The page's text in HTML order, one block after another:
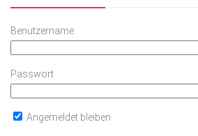
Benutzername
Passwort
Angemeldet bleiben